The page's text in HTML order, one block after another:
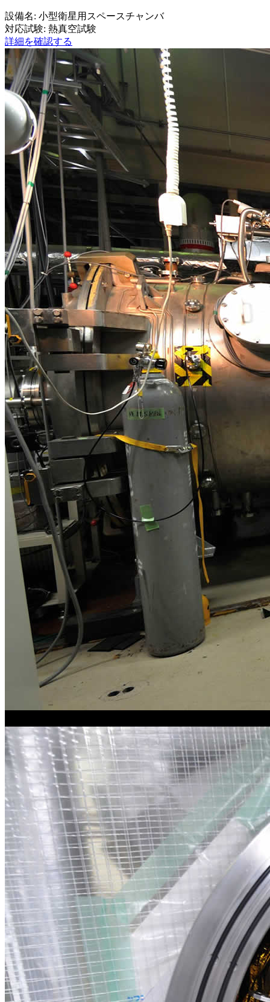
設備名: 小型衛星用スペースチャンバ
対応試験: 熱真空試験
詳細を確認する